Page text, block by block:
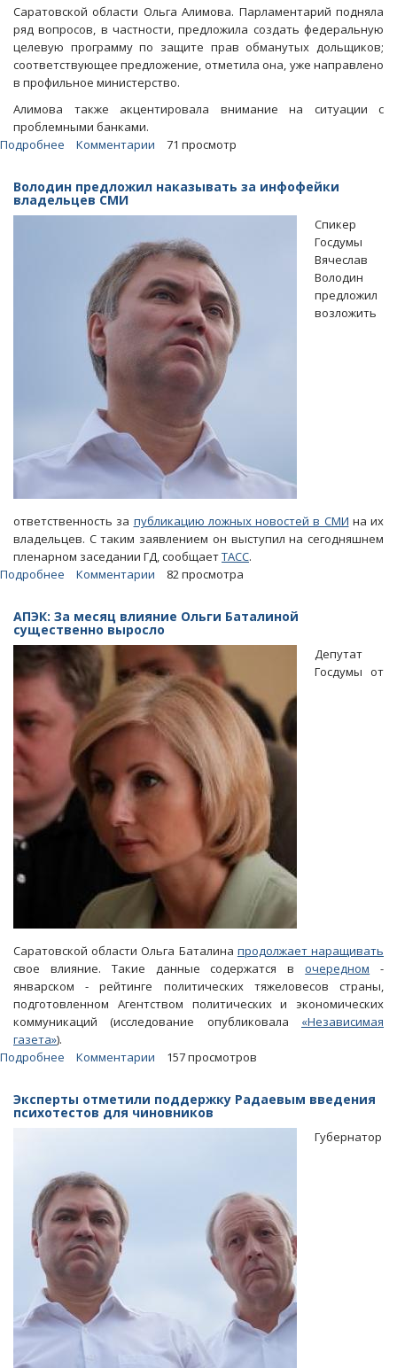
Саратовской области Ольга Алимова. Парламентарий подняла
ряд вопросов, в частности, предложила создать федеральную
целевую программу по защите прав обманутых дольщиков;
соответствующее предложение, отметила она, уже направлено
в профильное министерство.
Алимова также акцентировала внимание на ситуации с
проблемными банками.
Подробнее
«Вернуть
доверие
возможно»
Комментарии 71 просмотр
Володин предложил наказывать за инфофейки
владельцев СМИ
Спикер
Госдумы
Вячеслав
Володин
предложил
возложить
ответственность за публикацию ложных новостей в СМИ на их
владельцев. С таким заявлением он выступил на сегодняшнем
пленарном заседании ГД, сообщаетТАСС.
Подробнее
наказывать
за
инфофейки
владельцев
СМИ
Комментарии 82 просмотра
АПЭК: За месяц влияние Ольги Баталиной
существенно выросло
Депутат
Госдумы от
Саратовской области Ольга Баталина продолжает наращивать
свое влияние. Такие данные содержатся вочередном -
январском - рейтинге политических тяжеловесов страны,
подготовленном Агентством политических и экономических
коммуникаций (исследование опубликовала «Независимая
газета»).
Подробнее
месяц
влияние
существенно
выросло
Комментарии 157 просмотров
Эксперты отметили поддержку Радаевым введения
психотестов для чиновников
Губернатор